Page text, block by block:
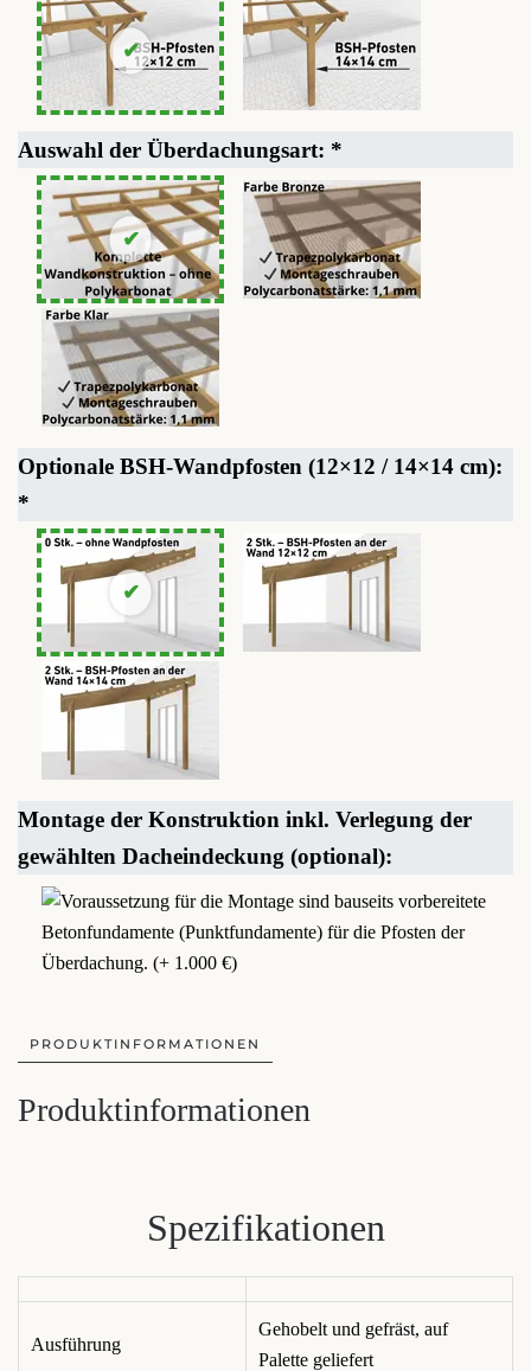
Auswahl der Überdachungsart: *
Optionale BSH-Wandpfosten (12×12 / 14×14 cm):
*
Montage der Konstruktion inkl. Verlegung der
gewählten Dacheindeckung (optional):
PRODUKTINFORMATIONEN
Produktinformationen
Spezifikationen
Ausführung
Gehobelt und gefräst, auf
Palette geliefert